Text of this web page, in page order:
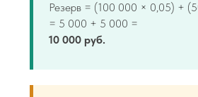
Резерв = (100 000 × 0,05) +
= 5 000 + 5 000 =
10 000 руб.